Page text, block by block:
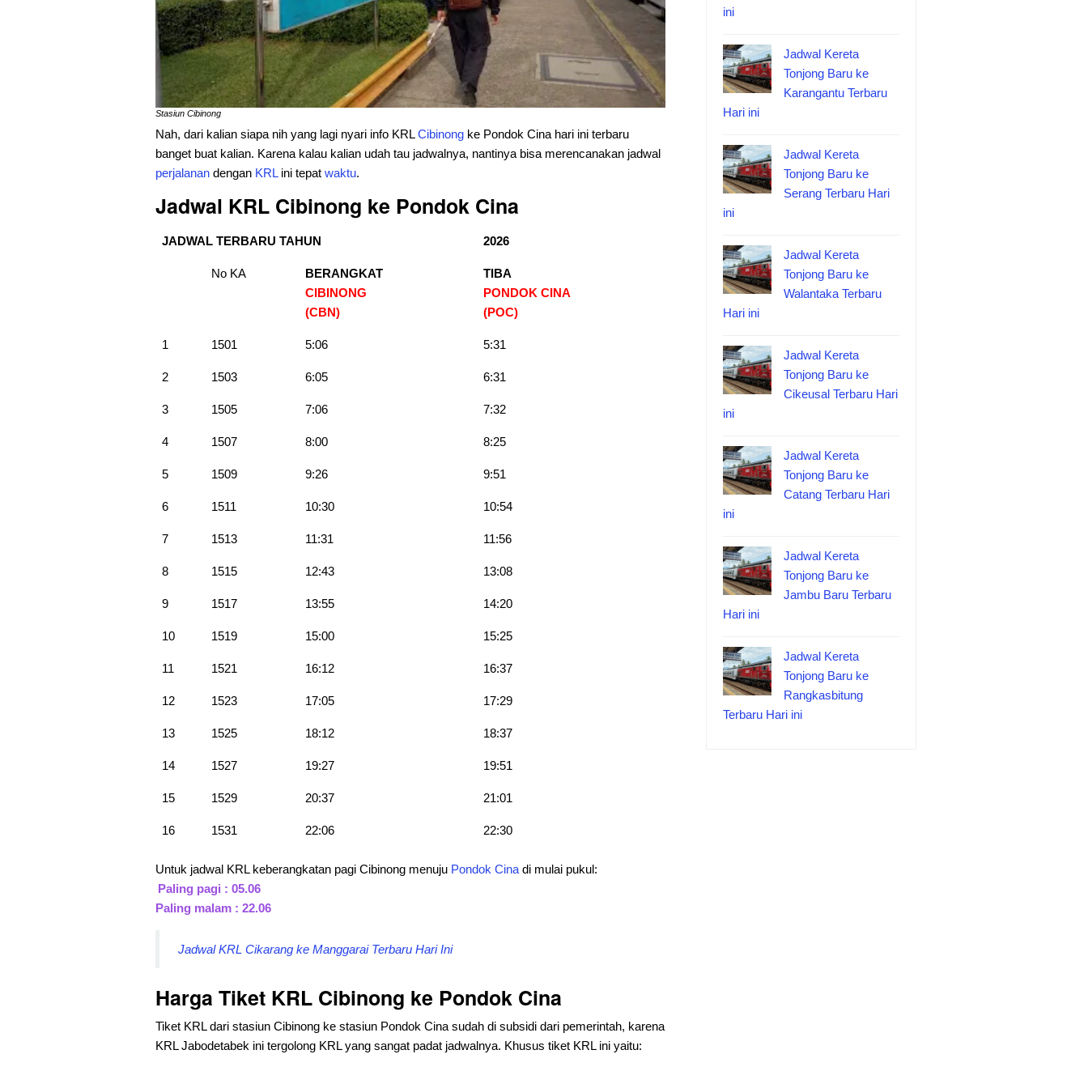
Stasiun Cibinong
Nah, dari kalian siapa nih yang lagi nyari info KRLCibinong ke Pondok Cina hari ini terbaru
banget buat kalian. Karena kalau kalian udah tau jadwalnya, nantinya bisa merencanakan jadwal
perjalanan dengan KRLini tepat waktu.
Jadwal KRL Cibinong ke Pondok Cina
JADWAL TERBARU TAHUN 2026
No KA
BERANGKAT
CIBINONG
(CBN)
TIBA
PONDOK CINA
(POC)
1 1501 5:06 5:31
2 1503 6:05 6:31
3 1505 7:06 7:32
4 1507 8:00 8:25
5 1509 9:26 9:51
6 1511 10:30 10:54
7 1513 11:31 11:56
8 1515 12:43 13:08
9 1517 13:55 14:20
10 1519 15:00 15:25
11 1521 16:12 16:37
12 1523 17:05 17:29
13 1525 18:12 18:37
14 1527 19:27 19:51
15 1529 20:37 21:01
16 1531 22:06 22:30
Untuk jadwal KRL keberangkatan pagi Cibinong menuju Pondok Cina di mulai pukul:
Paling pagi : 05.06
Paling malam : 22.06
Jadwal KRL Cikarang ke Manggarai Terbaru Hari Ini
Harga Tiket KRL Cibinong ke Pondok Cina
Tiket KRL dari stasiun Cibinong ke stasiun Pondok Cina sudah di subsidi dari pemerintah, karena
KRL Jabodetabek ini tergolong KRL yang sangat padat jadwalnya. Khusus tiket KRL ini yaitu:
ini
Jadwal Kereta
Tonjong Baru ke
Karangantu Terbaru
Hari ini
Jadwal Kereta
Tonjong Baru ke
Serang Terbaru Hari
ini
Jadwal Kereta
Tonjong Baru ke
Walantaka Terbaru
Hari ini
Jadwal Kereta
Tonjong Baru ke
Cikeusal Terbaru Hari
ini
Jadwal Kereta
Tonjong Baru ke
Catang Terbaru Hari
ini
Jadwal Kereta
Tonjong Baru ke
Jambu Baru Terbaru
Hari ini
Jadwal Kereta
Tonjong Baru ke
Rangkasbitung
Terbaru Hari ini